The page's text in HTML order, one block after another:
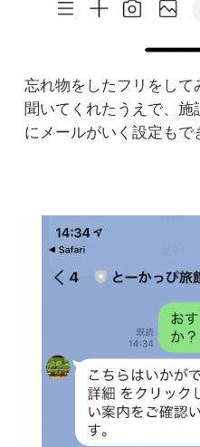
忘れ物をしたフリをして
聞いてくれたうえで、
にメールがいく設定もで